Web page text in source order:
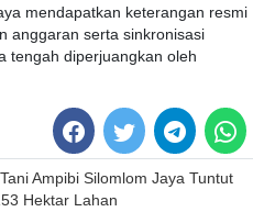
mendapatkan keterangan resmi
anggaran serta sinkronisasi
tengah diperjuangkan oleh
Ampibi Silomlom Jaya Tuntut
Hektar Lahan